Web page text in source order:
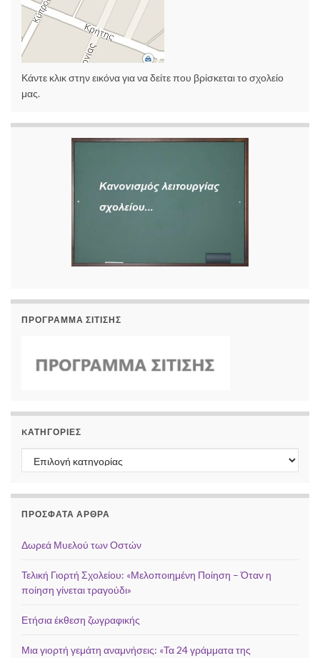
Κάντε κλικ στην εικόνα για να δείτε που βρίσκεται το σχολείο
μας.
ΠΡΟΓΡΑΜΜΑ ΣΙΤΙΣΗΣ
KΑΤΗΓΟΡΊΕΣ
Kατηγορίες
ΠΡΌΣΦΑΤΑ ΆΡΘΡΑ
Δωρεά Μυελού των Οστών
Τελική Γιορτή Σχολείου: «Μελοποιημένη Ποίηση – Όταν η
ποίηση γίνεται τραγούδι»
Ετήσια έκθεση ζωγραφικής
Μια γιορτή γεμάτη αναμνήσεις: «Τα 24 γράμματα της